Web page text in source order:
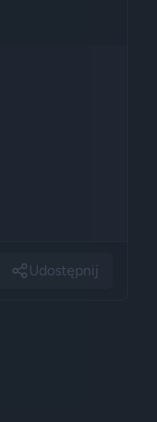
Udostępnij